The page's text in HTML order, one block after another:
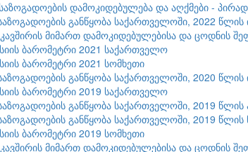
დამოკიდებულება და აღქმები -
განწყობა საქართველოში, 2022
მიმართ დამოკიდებულებისა და ცოდნის
ბარომეტრი 2021 საქართველო
ბარომეტრი 2021 სომხეთი
განწყობა საქართველოში, 2020 წლის
ბარომეტრი 2019 საქართველო
განწყობა საქართველოში, 2019
განწყობა საქართველოში, 2019 წლის
ბარომეტრი 2019 სომხეთი
მიმართ დამოკიდებულებისა და ცოდნის